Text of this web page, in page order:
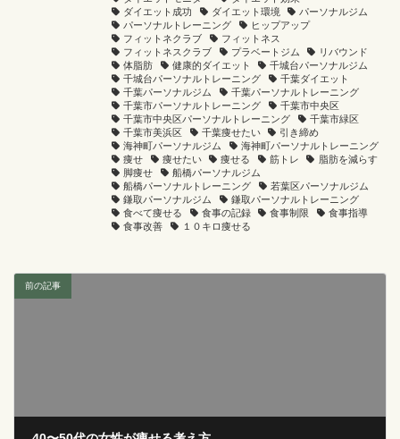
ダイエット成功
ダイエット環境
パーソナルジム
パーソナルトレーニング
ヒップアップ
フィットネクラブ
フィットネス
フィットネスクラブ
プラベートジム
リバウンド
体脂肪
健康的ダイエット
千城台パーソナルジム
千城台パーソナルトレーニング
千葉ダイエット
千葉パーソナルジム
千葉パーソナルトレーニング
千葉市パーソナルトレーニング
千葉市中央区
千葉市中央区パーソナルトレーニング
千葉市緑区
千葉市美浜区
千葉痩せたい
引き締め
海神町パーソナルジム
海神町パーソナルトレーニング
痩せ
痩せたい 痩せる 筋トレ
脂肪を減らす
脚痩せ
船橋パーソナルジム
船橋パーソナルトレーニング
若葉区パーソナルジム
鎌取パーソナルジム
鎌取パーソナルトレーニング
食べて痩せる
食事の記録 食事制限
食事指導
食事改善
１０キロ痩せる
前の記事